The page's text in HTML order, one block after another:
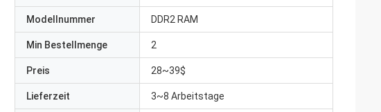
Modellnummer DDR2 RAM
Min Bestellmenge 2
Preis 28~39$
Lieferzeit 3~8 Arbeitstage